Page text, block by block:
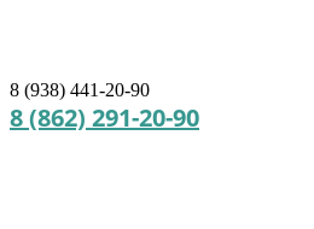
8 (938) 441-20-90
8 (862) 291-20-90